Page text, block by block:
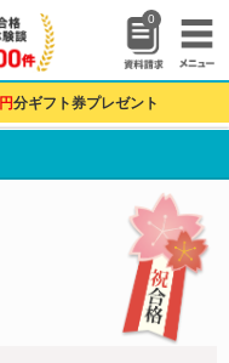
0
円分ギフト券プレゼント